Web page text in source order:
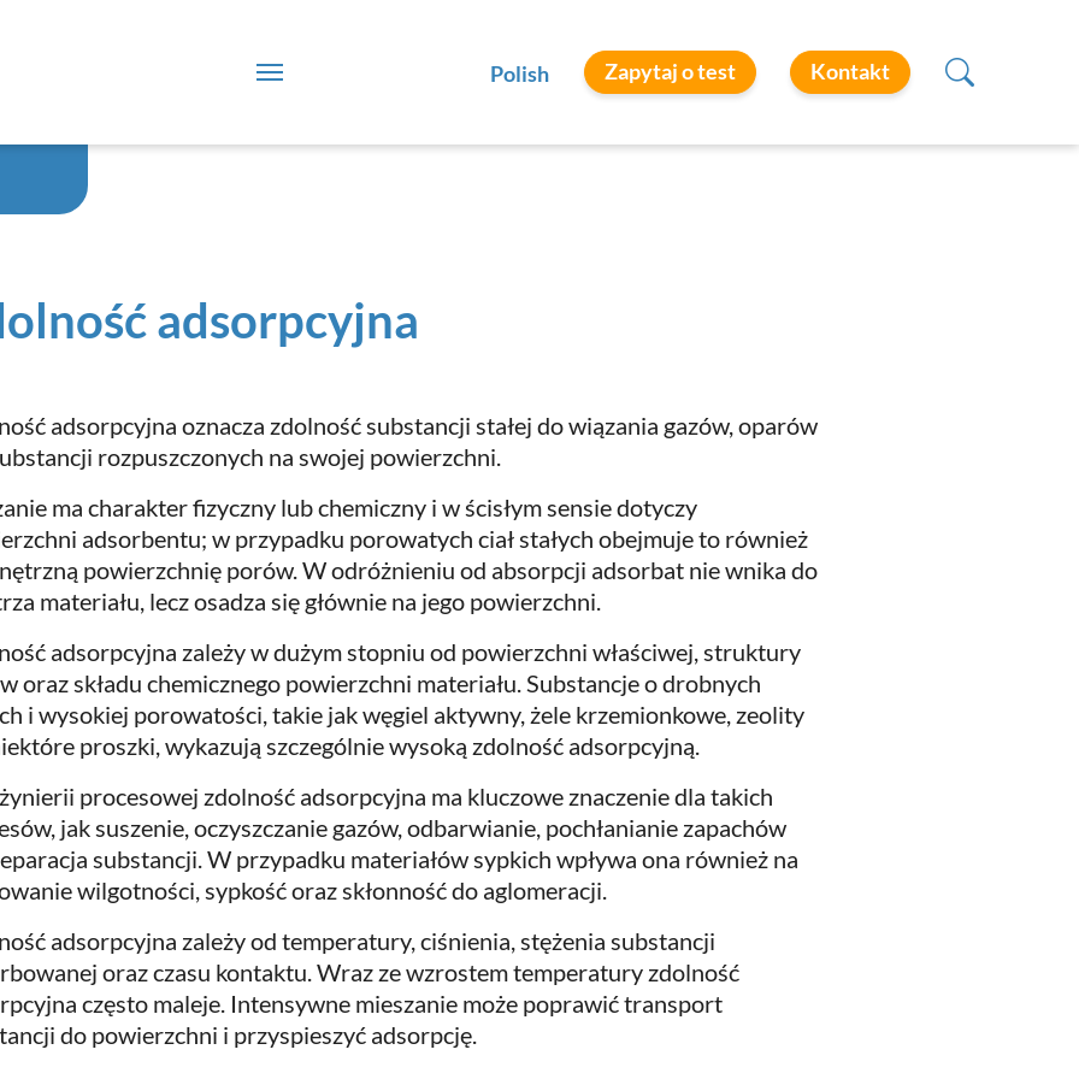
Polish Zapytaj o test Kontakt
adsorpcyjna
adsorpcyjna oznacza zdolność substancji stałej do wiązania gazów, oparów
rozpuszczonych na swojej powierzchni.
ma charakter fizyczny lub chemiczny i w ścisłym sensie dotyczy
adsorbentu; w przypadku porowatych ciał stałych obejmuje to również
powierzchnię porów. W odróżnieniu od absorpcji adsorbat nie wnika do
materiału, lecz osadza się głównie na jego powierzchni.
adsorpcyjna zależy w dużym stopniu od powierzchni właściwej, struktury
oraz składu chemicznego powierzchni materiału. Substancje o drobnych
i wysokiej porowatości, takie jak węgiel aktywny, żele krzemionkowe, zeolity
proszki, wykazują szczególnie wysoką zdolność adsorpcyjną.
procesowej zdolność adsorpcyjna ma kluczowe znaczenie dla takich
jak suszenie, oczyszczanie gazów, odbarwianie, pochłanianie zapachów
substancji. W przypadku materiałów sypkich wpływa ona również na
wilgotności, sypkość oraz skłonność do aglomeracji.
adsorpcyjna zależy od temperatury, ciśnienia, stężenia substancji
oraz czasu kontaktu. Wraz ze wzrostem temperatury zdolność
często maleje. Intensywne mieszanie może poprawić transport
do powierzchni i przyspieszyć adsorpcję.